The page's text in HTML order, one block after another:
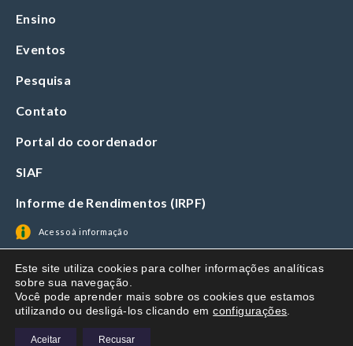
Ensino
Eventos
Pesquisa
Contato
Portal do coordenador
SIAF
Informe de Rendimentos (IRPF)
Acesso à informação
Este site utiliza cookies para colher informações analíticas
sobre sua navegação.
Você pode aprender mais sobre os cookies que estamos
utilizando ou desligá-los clicando emconfigurações
Aceitar Recusar